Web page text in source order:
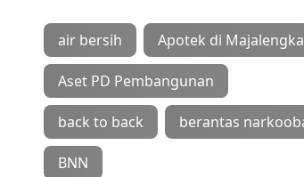
air bersih Apotek di Majalengka
Aset PD Pembangunan
back to back berantas
BNN